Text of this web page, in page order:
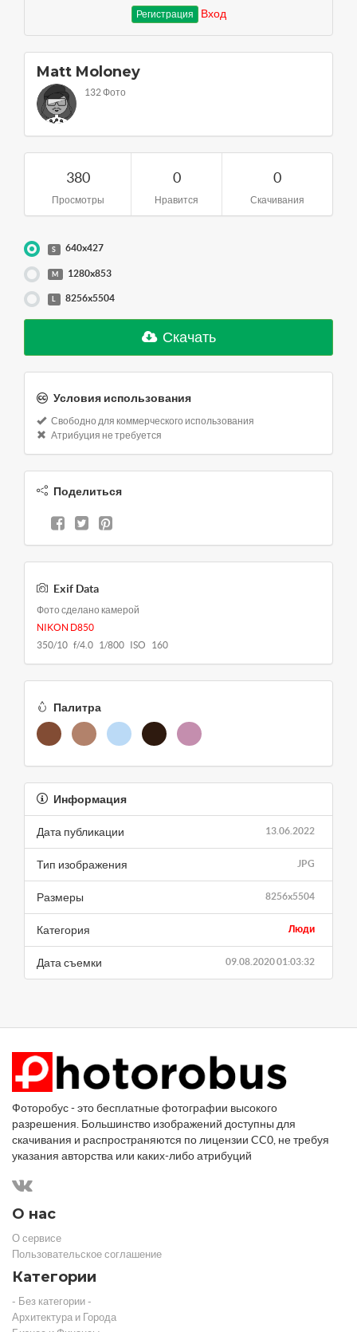
Регистрация Вход
Matt Moloney
132 Фото
380
Просмотры
0
Нравится
0
Скачивания
S 640x427
M 1280x853
L 8256x5504
Скачать
Условия использования
Свободно для коммерческого использования
Атрибуция не требуется
Поделиться
Exif Data
Фото сделано камерой
NIKON D850
350/10 f/4.0 1/800 ISO 160
Палитра
Информация
13.06.2022
Дата публикации
JPG
Тип изображения
8256x5504
Размеры
Люди
Категория
09.08.2020 01:03:32
Дата съемки
Фоторобус - это бесплатные фотографии высокого
разрешения. Большинство изображений доступны для
скачивания и распространяются по лицензии CC0, не требуя
указания авторства или каких-либо атрибуций
О нас
О сервисе
Пользовательское соглашение
Категории
- Без категории -
Архитектура и Города